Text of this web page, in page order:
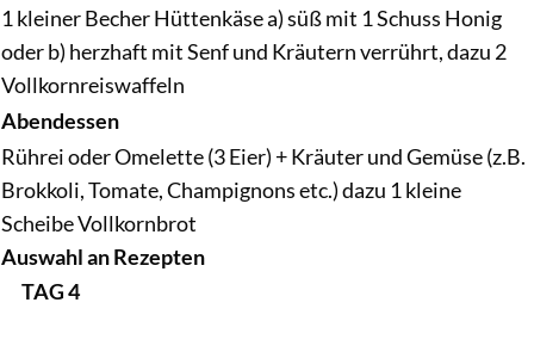
1 kleiner Becher Hüttenkäse a) süß mit 1 Schuss Honig
oder b) herzhaft mit Senf und Kräutern verrührt, dazu 2
Vollkornreiswaffeln
Abendessen
Rührei oder Omelette (3 Eier) + Kräuter und Gemüse (z.B.
Brokkoli, Tomate, Champignons etc.) dazu 1 kleine
Scheibe Vollkornbrot
Auswahl an Rezepten
TAG 4